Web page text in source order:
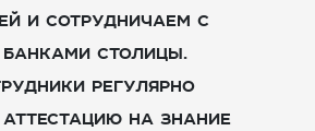
и сотрудничаем с
столицы.
регулярно
на знание